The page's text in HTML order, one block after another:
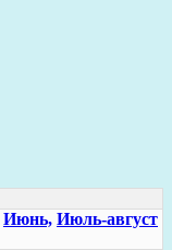
Июнь, Июль-август